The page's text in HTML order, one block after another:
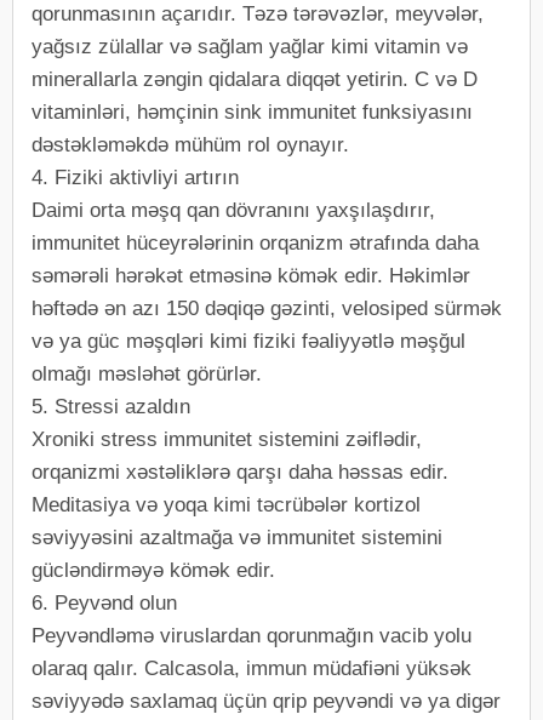
qorunmasının açarıdır. Təzə tərəvəzlər, meyvələr,
yağsız zülallar və sağlam yağlar kimi vitamin və
minerallarla zəngin qidalara diqqət yetirin. C və D
vitaminləri, həmçinin sink immunitet funksiyasını
dəstəkləməkdə mühüm rol oynayır.
4. Fiziki aktivliyi artırın
Daimi orta məşq qan dövranını yaxşılaşdırır,
immunitet hüceyrələrinin orqanizm ətrafında daha
səmərəli hərəkət etməsinə kömək edir. Həkimlər
həftədə ən azı 150 dəqiqə gəzinti, velosiped sürmək
və ya güc məşqləri kimi fiziki fəaliyyətlə məşğul
olmağı məsləhət görürlər.
5. Stressi azaldın
Xroniki stress immunitet sistemini zəiflədir,
orqanizmi xəstəliklərə qarşı daha həssas edir.
Meditasiya və yoqa kimi təcrübələr kortizol
səviyyəsini azaltmağa və immunitet sistemini
gücləndirməyə kömək edir.
6. Peyvənd olun
Peyvəndləmə viruslardan qorunmağın vacib yolu
olaraq qalır. Calcasola, immun müdafiəni yüksək
səviyyədə saxlamaq üçün qrip peyvəndi və ya digər